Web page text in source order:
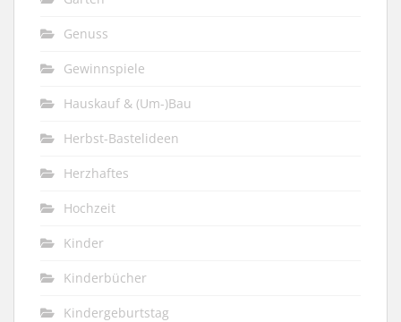
Genuss
Gewinnspiele
Hauskauf & (Um-)Bau
Herbst-Bastelideen
Herzhaftes
Hochzeit
Kinder
Kinderbücher
Kindergeburtstag